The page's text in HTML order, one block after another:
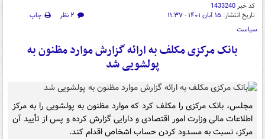
کد خبر1433240
تاریخ انتشار: ۱۵ آبان ۱۴۰۱ - ۱۱:۳۷ ۲ نظر
چاپ
سیاست
بانک مرکزی مکلف به ارائه گزارش موارد مظنون به
پولشویی شد
مجلس، بانک مرکزی را مکلف کرد که موارد مظنون به پولشویی را به مرکز
اطلاعات مالی وزارت امور اقتصادی و دارایی گزارش کرده و پس از تأیید آن
مرکز، نسبت به مسدود کردن حساب اشخاص اقدام کند.